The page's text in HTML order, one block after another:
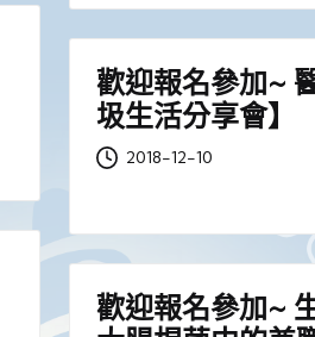
歡迎報名參加~
圾生活分享會】
2018-12-10
歡迎報名參加~